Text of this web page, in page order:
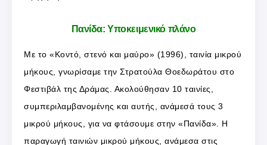
Πανίδα: Υποκειμενικό πλάνο
Με το «Κοντό, στενό και μαύρο» (1996), ταινία μικρού
μήκους, γνωρίσαμε την Στρατούλα Θοεδωράτου στο
Φεστιβάλ της Δράμας. Ακολούθησαν 10 ταινίες,
συμπεριλαμβανομένης και αυτής, ανάμεσά τους 3
μικρού μήκους, για να φτάσουμε στην «Πανίδα». Η
παραγωγή ταινιών μικρού μήκους, ανάμεσα στις